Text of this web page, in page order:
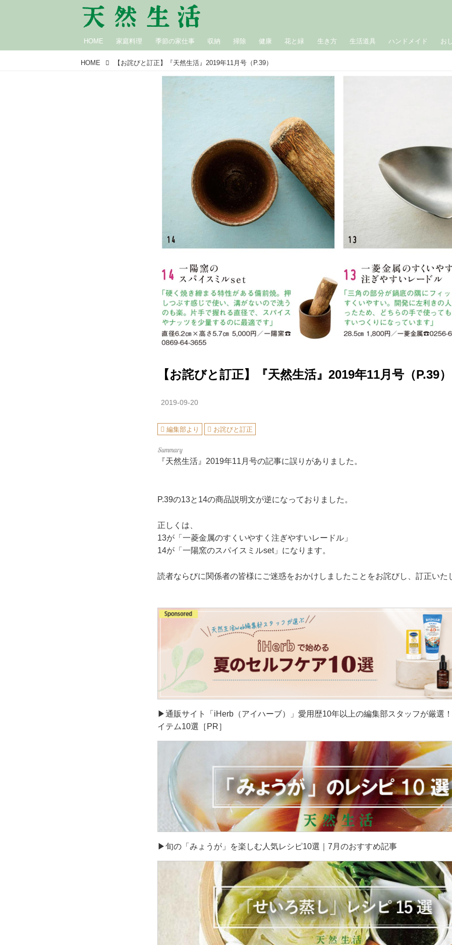
HOME 家庭料理 季節の家仕事 収納 掃除 健康 花と緑 生き方 生活道具 ハンドメイド お
HOME 【お詫びと訂正】『天然生活』2019年11月号（P.39）
【お詫びと訂正】『天然生活』2019年11月号（P.39）
2019-09-20
編集部より お詫びと訂正
『天然生活』2019年11月号の記事に誤りがありました。
P.39の13と14の商品説明文が逆になっておりました。
正しくは、
13が「一菱金属のすくいやすく注ぎやすいレードル」
14が「一陽窯のスパイスミルset」になります。
読者ならびに関係者の皆様にご迷惑をおかけしましたことをお詫びし、訂正いた
▶通販サイト「iHerb（アイハーブ）」愛用歴10年以上の編集部スタッフが厳選
イテム10選［PR］
▶旬の「みょうが」を楽しむ人気レシピ10選｜7月のおすすめ記事